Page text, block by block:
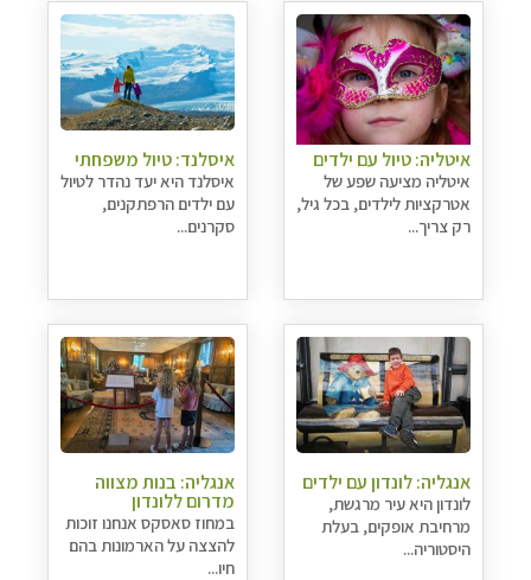
איטליה: טיול עם ילדים
איטליה מציעה שפע של
אטרקציות לילדים, בכל גיל,
רק צריך...
איסלנד: טיול משפחתי
איסלנד היא יעד נהדר לטיול
עם ילדים הרפתקנים,
סקרנים...
אנגליה: לונדון עם ילדים
לונדון היא עיר מרגשת,
מרחיבת אופקים, בעלת
היסטוריה...
אנגליה: בנות מצווה
מדרום ללונדון
במחוז סאסקס אנחנו זוכות
להצצה על הארמונות בהם
חיו...